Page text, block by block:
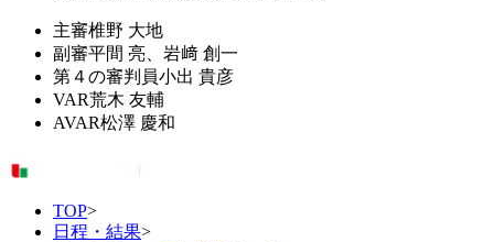
主審椎野 大地
副審平間 亮、岩﨑 創一
第４の審判員小出 貴彦
VAR荒木 友輔
AVAR松澤 慶和
TOP>
日程・結果>